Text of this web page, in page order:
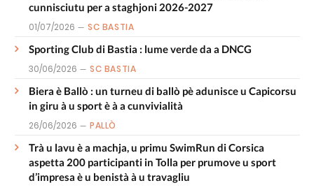
cunnisciutu per a staghjoni 2026-2027
01/07/2026 SC BASTIA
Sporting Club di Bastia : lume verde da a DNCG
30/06/2026 SC BASTIA
Biera è Ballò : un turneu di ballò pè adunisce u Capicorsu
in giru à u sport è à a cunvivialità
26/06/2026 PALLÒ
Trà u lavu è a machja, u primu SwimRun di Corsica
aspetta 200 participanti in Tolla per prumove u sport
d’impresa è u benistà à u travagliu